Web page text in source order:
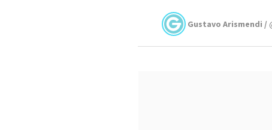
Gustavo Arismendi /